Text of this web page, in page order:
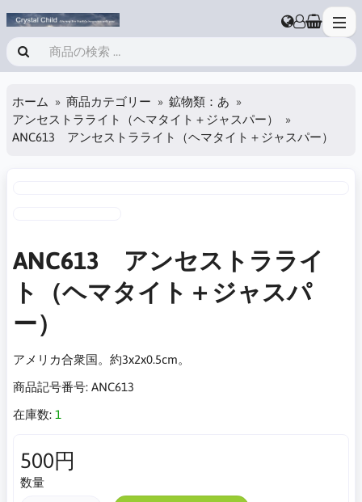
ホーム 商品カテゴリー
鉱物類：あ
アンセストラライト（ヘマタイト＋ジャスパー）
ANC613 アンセストラライト（ヘマタイト＋ジャスパー）
ANC613 アンセストラライ
ト（ヘマタイト＋ジャスパ
ー）
アメリカ合衆国。約3x2x0.5cm。
商品記号番号: ANC613
在庫数: 1
500円
数量